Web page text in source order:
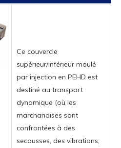
Ce couvercle
supérieur/inférieur moulé
par injection en PEHD est
destiné au transport
dynamique (où les
marchandises sont
confrontées à des
secousses, des vibrations,